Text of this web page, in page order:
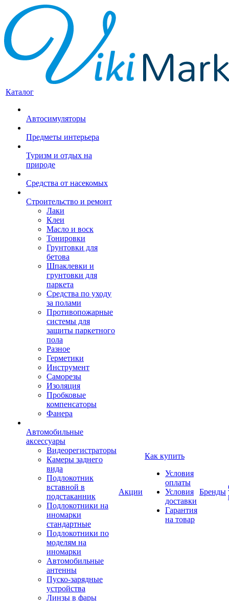
Каталог
Автосимуляторы
Предметы интерьера
Туризм и отдых на
природе
Средства от насекомых
Строительство и ремонт
Лаки
Клеи
Масло и воск
Тонировки
Грунтовки для
бетова
Шпаклевки и
грунтовки для
паркета
Средства по уходу
за полами
Противопожарные
системы для
защиты паркетного
пола
Разное
Герметики
Инструмент
Саморезы
Изоляция
Пробковые
компенсаторы
Фанера
Автомобильные
аксессуары
Видеорегистраторы
Камеры заднего
вида
Подлокотник
вставной в
подстаканник
Подлокотники на
иномарки
стандартные
Подлокотники по
моделям на
иномарки
Автомобильные
антенны
Пуско-зарядные
устройства
Линзы в фары
Акции
Как купить
Условия
оплаты
Условия
доставки
Гарантия
на товар
Бренды